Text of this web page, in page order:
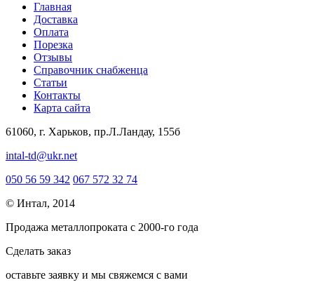
Главная
Доставка
Оплата
Порезка
Отзывы
Справочник снабженца
Статьи
Контакты
Карта сайта
61060, г. Харьков, пр.Л.Ландау, 155б
intal-td@ukr.net
050 56 59 342 067 572 32 74
© Интал, 2014
Продажа металлопроката с 2000-го года
Сделать заказ
оcтавьте заявку и мы свяжемся с вами